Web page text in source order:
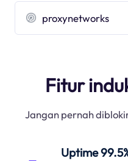
proxynetworks
Fitur
Jangan pernah
Uptime